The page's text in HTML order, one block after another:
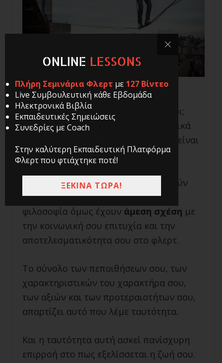
Ποιος είσαι; Πως σε βλέπουν οι άλλοι;
Ποια στοιχεία και ποια χαρακτηριστικά
είναι αυτά που σε καθορίζουν; Ποια είναι
η ταυτότητα σου;
Τα παραπάνω ερωτήματα ακροβατούν
ανάμεσα στην ψυχοθεραπεία και τη
φιλοσοφία όμως έχουν άμεση σχέση με
την κοινωνική σου επιτυχία και την
αποτελεσματικότητα σου στο φλερτ.
Το σύνολο των πεποιθήσεων σου, των
χαρακτηριστικών του χαρακτήρα σου,
των αξιών και των προτεραιοτήτων σου,
απαρτίζει αυτό που λέμε ταυτότητα.
Και η ταυτότητα αυτή ασκεί πανίσχυρη
επιρροή στο πως εξελίσσεται η ζωή σου.
ONLINE LESSONS
Πλήρη Σεμινάρια Φλερτ με 127 Βίντεο
Live Συμβουλευτική κάθε Εβδομάδα
Ηλεκτρονικά Βιβλία
Εκπαιδευτικές Σημειώσεις
Συνεδρίες με Coach
Στην καλύτερη Εκπαιδευτική Πλατφόρμα
Φλερτ που φτιάχτηκε ποτέ!
ΞΕΚΙΝΑ ΤΩΡΑ!